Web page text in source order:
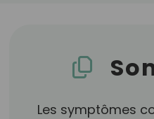
Les symptômes